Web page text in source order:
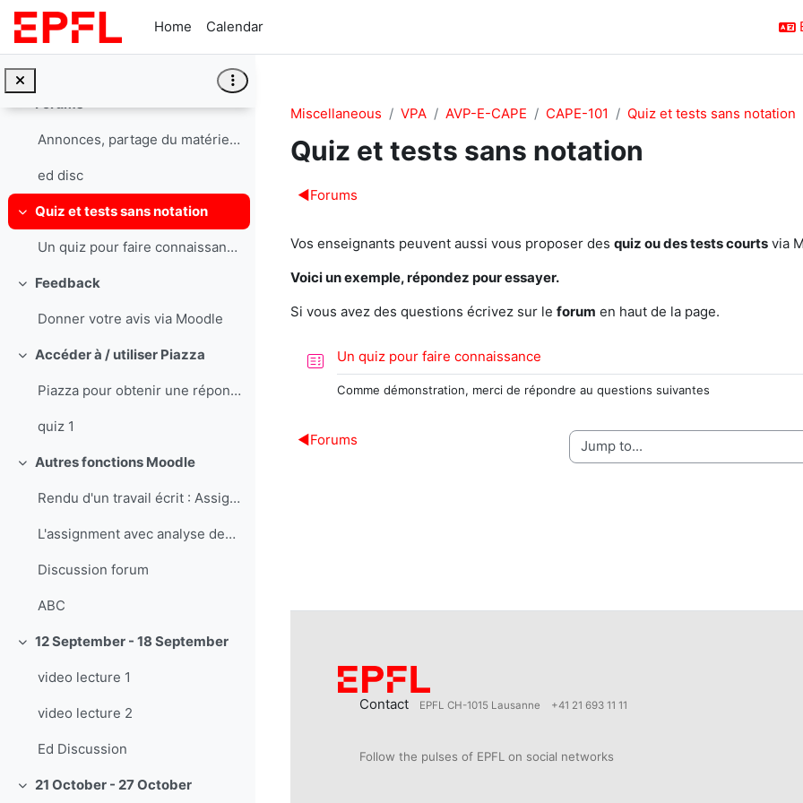
Skip to main content
Home
Calendar
NAME QUIZZ
Collapse
Forums
Annonces, partage du matériel de cours et de vos questions
ed disc
Collapse
Quiz et tests sans notation
Un quiz pour faire connaissance
Collapse
Feedback
Donner votre avis via Moodle
Collapse
Accéder à / utiliser Piazza
Piazza pour obtenir une réponse immédiate et pour intéragir avec vos pairs.
quiz 1
Collapse
Autres fonctions Moodle
Rendu d'un travail écrit : Assignement
L'assignment avec analyse des similarités.
Discussion forum
ABC
Collapse
12 September - 18 September
video lecture 1
video lecture 2
Ed Discussion
Collapse
21 October - 27 October
Miscellaneous VPA AVP-E-CAPE CAPE-101 Quiz et tests sans notation
Quiz et tests sans notation
Section outline
◀︎Forums
Vos enseignants peuvent aussi vous proposer des quiz ou des tests courts via
Voici un exemple, répondez pour essayer.
Si vous avez des questions écrivez sur le forum en haut de la page.
Un quiz pour faire connaissance
Comme démonstration, merci de répondre au questions suivantes
◀︎Forums
Contact EPFL CH-1015 Lausanne +41 21 693 11 11
Follow the pulses of EPFL on social networks